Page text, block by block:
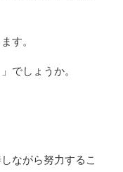
す。
でしょうか。
ながら努力するこ